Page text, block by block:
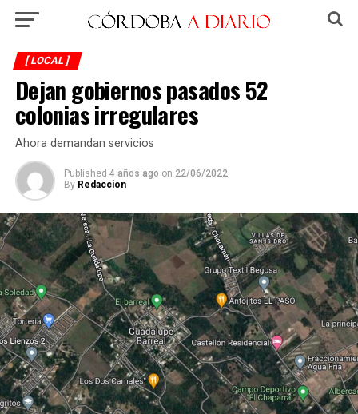
[ LOCAL ]
Dejan gobiernos pasados 52
colonias irregulares
Ahora demandan servicios
Published 4 años ago on 22/06/2022
By Redaccion